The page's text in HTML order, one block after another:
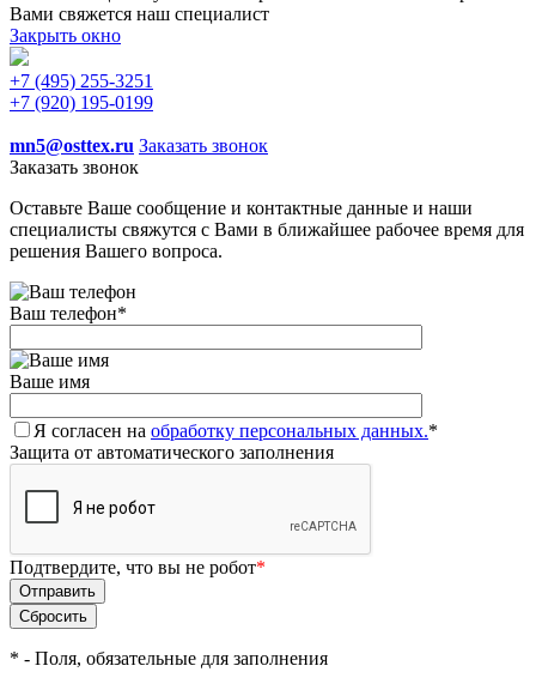
Вами свяжется наш специалист
Закрыть окно
+7 (495) 255-3251
+7 (920) 195-0199
mn5@osttex.ru Заказать звонок
Заказать звонок
Оставьте Ваше сообщение и контактные данные и наши
специалисты свяжутся с Вами в ближайшее рабочее время для
решения Вашего вопроса.
Ваш телефон*
Ваше имя
Я согласен на обработку персональных данных.*
Защита от автоматического заполнения
Подтвердите, что вы не робот*
* - Поля, обязательные для заполнения